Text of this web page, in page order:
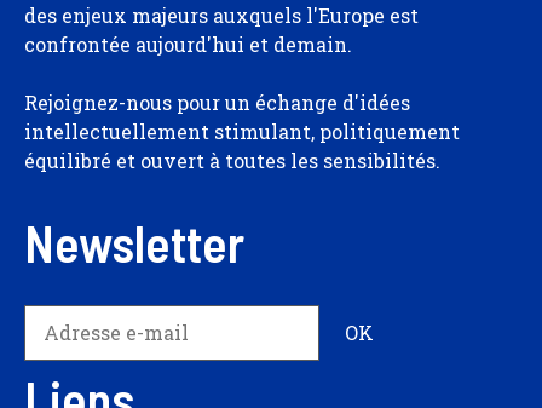
des enjeux majeurs auxquels l'Europe est
confrontée aujourd'hui et demain.
Rejoignez-nous pour un échange d'idées
intellectuellement stimulant, politiquement
équilibré et ouvert à toutes les sensibilités.
Newsletter